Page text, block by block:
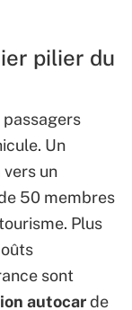
pilier du
passagers
Un
vers un
50 membres
Plus
sont
autocarde